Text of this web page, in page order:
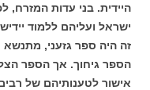
היידית. בני עדות המזרח,
ישראל ועליהם ללמוד
זה היה ספר גזעני, מתנשא
הספר גיחוך. אך הספר
אישור לטענותיהם של